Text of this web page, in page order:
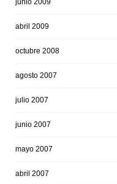
junio 2009
abril 2009
octubre 2008
agosto 2007
julio 2007
junio 2007
mayo 2007
abril 2007